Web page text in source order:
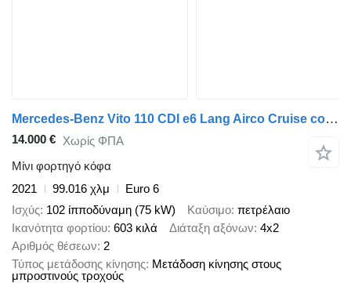
Mercedes-Benz Vito 110 CDI e6 Lang Airco Cruise control Bj: 10-2021 1e eigenaa
14.000 € Χωρίς ΦΠΑ
Μίνι φορτηγό κόφα
2021
99.016 χλμ
Euro 6
Ισχύς 102 ίπποδύναμη (75 kW) Καύσιμο πετρέλαιο
Ικανότητα φορτίου 603 κιλά Διάταξη αξόνων 4x2
Αριθμός θέσεων 2
Τύπος μετάδοσης κίνησης Μετάδοση κίνησης στους
μπροστινούς τροχούς